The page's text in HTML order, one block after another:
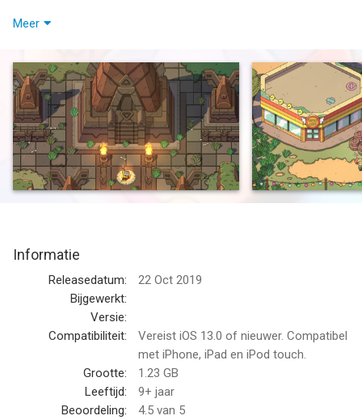
The Swords of Ditto is een compacte actie-RPG die een uniek
maar gevaarlijke bovenwereld, trotseer afschrikwekkende
kerkers en verbeter je held in een alleraardigst dorp tijdens je
strijd tegen het kwaad dat het eiland teistert. Ontketen het
mystieke zwaard van Ditto in een onvergetelijk avontuur vol
geweldige personages, bijzondere schatten en heldhaftige
gevechten!
Unieke avonturen aan elkaar geregen: Elke avontuur wordt een
successen en mislukkingen in het avontuur van elke held
hebben gevolgen voor de avonturen die volgen. Ze bepalen
bijvoorbeeld of je wapens of bruikbare spullen van gevallen
helden kunt vinden.
Wapens, voorwerpen en stickers: Hanteer de traditionele
combinatie van zwaard en boog samen met de aanzienlijk
minder traditionele elpee-frisbee, magische golfclub en
reuzenvoet uit de hemel om Mormo en haar legioenen van hun
Meer
Informatie
Releasedatum:
22 Oct 2019
Bijgewerkt:
Versie:
Compatibiliteit:
Vereist iOS 13.0 of nieuwer. Compatibel
met iPhone, iPad en iPod touch.
Grootte:
1.23 GB
Leeftijd:
9+ jaar
Beoordeling:
4.5 van 5